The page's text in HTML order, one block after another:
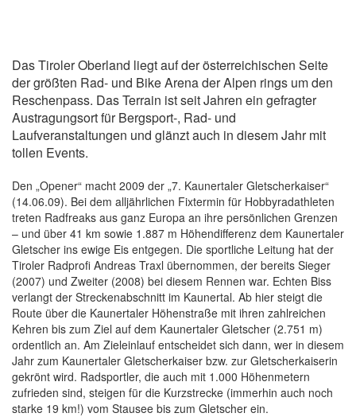
Das Tiroler Oberland liegt auf der österreichischen Seite
der größten Rad- und Bike Arena der Alpen rings um den
Reschenpass. Das Terrain ist seit Jahren ein gefragter
Austragungsort für Bergsport-, Rad- und
Laufveranstaltungen und glänzt auch in diesem Jahr mit
tollen Events.
Den „Opener“ macht 2009 der „7. Kaunertaler Gletscherkaiser“
(14.06.09). Bei dem alljährlichen Fixtermin für Hobbyradathleten
treten Radfreaks aus ganz Europa an ihre persönlichen Grenzen
– und über 41 km sowie 1.887 m Höhendifferenz dem Kaunertaler
Gletscher ins ewige Eis entgegen. Die sportliche Leitung hat der
Tiroler Radprofi Andreas Traxl übernommen, der bereits Sieger
(2007) und Zweiter (2008) bei diesem Rennen war. Echten Biss
verlangt der Streckenabschnitt im Kaunertal. Ab hier steigt die
Route über die Kaunertaler Höhenstraße mit ihren zahlreichen
Kehren bis zum Ziel auf dem Kaunertaler Gletscher (2.751 m)
ordentlich an. Am Zieleinlauf entscheidet sich dann, wer in diesem
Jahr zum Kaunertaler Gletscherkaiser bzw. zur Gletscherkaiserin
gekrönt wird. Radsportler, die auch mit 1.000 Höhenmetern
zufrieden sind, steigen für die Kurzstrecke (immerhin auch noch
starke 19 km!) vom Stausee bis zum Gletscher ein.